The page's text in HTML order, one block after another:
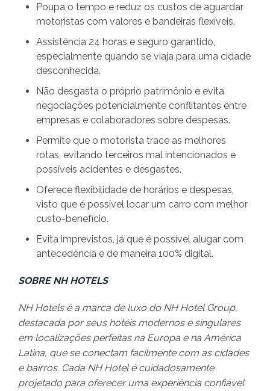
Poupa o tempo e reduz os custos de aguardar
motoristas com valores e bandeiras flexíveis.
Assistência 24 horas e seguro garantido,
especialmente quando se viaja para uma cidade
desconhecida.
Não desgasta o próprio patrimônio e evita
negociações potencialmente conflitantes entre
empresas e colaboradores sobre despesas.
Permite que o motorista trace as melhores
rotas, evitando terceiros mal intencionados e
possíveis acidentes e desgastes.
Oferece flexibilidade de horários e despesas,
visto que é possível locar um carro com melhor
custo-benefício.
Evita imprevistos, já que é possível alugar com
antecedência e de maneira 100% digital.
SOBRE NH HOTELS
NH Hotels é a marca de luxo do NH Hotel Group,
destacada por seus hotéis modernos e singulares
em localizações perfeitas na Europa e na América
Latina, que se conectam facilmente com as cidades
e bairros. Cada NH Hotel é cuidadosamente
projetado para oferecer uma experiência confiável